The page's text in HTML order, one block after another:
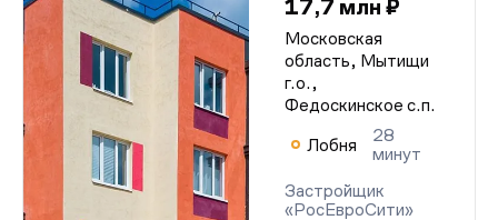
17,7 млн ₽
Московская
область, Мытищи
г.о.,
Федоскинское с.п.
Лобня
28
минут
Застройщик
«РосЕвроСити»